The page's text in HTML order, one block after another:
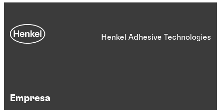
Henkel Adhesive Technologies
Empresa